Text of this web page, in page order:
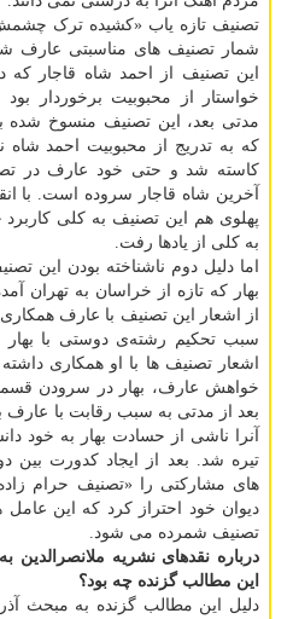
تصنیف تازه یاب «کشیده ترک
شمار تصنیف های مناسبتی عارف
این تصنیف از احمد شاه قاجار که
خواستار از محبوبیت برخوردار
مدتی بعد، این تصنیف منسوخ شده
که به تدریج از محبوبیت احمد
کاسته شد و حتی خود عارف در
آخرین شاه قاجار سروده است. با
پهلوی هم این تصنیف به کلی
به کلی از یادها رفت.
اما دلیل دوم ناشناخته بودن این
بهار که تازه از خراسان به تهران
از اشعار این تصنیف با عارف
سبب تحکیم رشته‌ی دوستی با بهار
اشعار تصنیف ها با او همکاری
خواهش عارف، بهار در سرودن
بعد از مدتی به سبب رقابت با
آنرا ناشی از حسادت بهار به خود
تیره شد. بعد از ایجاد کدورت بین
های مشارکتی را «تصنیف حرام
دیوان خود احتراز کرد که این عامل
تصنیف شمرده می شود.
درباره نقدهای نشریه ملانصرالدین
این مطالب گزنده چه بود؟
دلیل این مطالب گزنده به مبحث